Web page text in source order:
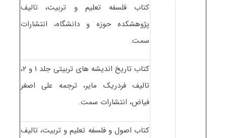
کتاب فلسفه تعلیم و تربیت، تالیف
پژوهشکده حوزه و دانشگاه، انتشارات
سمت.
کتاب تاریخ اندیشه های تربیتی جلد ۱ و ۲،
تالیف فردریک مایر، ترجمه علی اصغر
فیاض، انتشارات سمت.
کتاب اصول و فلسفه تعلیم و تربیت، تالیف